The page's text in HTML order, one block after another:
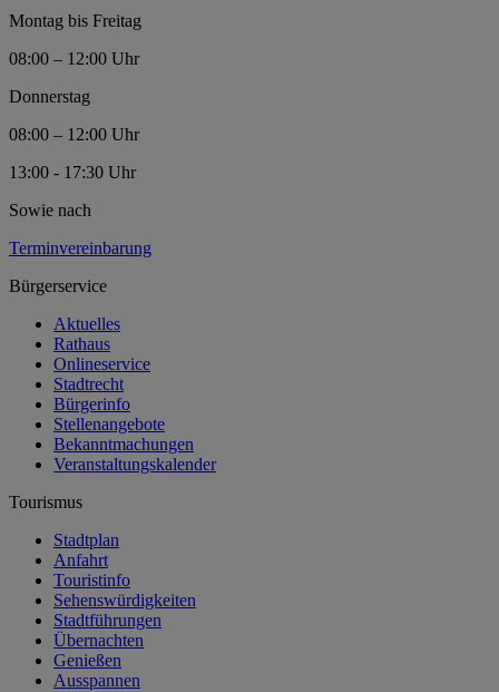
Montag bis Freitag
08:00 – 12:00 Uhr
Donnerstag
08:00 – 12:00 Uhr
13:00 - 17:30 Uhr
Sowie nach
Terminvereinbarung
Bürgerservice
Aktuelles
Rathaus
Onlineservice
Stadtrecht
Bürgerinfo
Stellenangebote
Bekanntmachungen
Veranstaltungskalender
Tourismus
Stadtplan
Anfahrt
Touristinfo
Sehenswürdigkeiten
Stadtführungen
Übernachten
Genießen
Ausspannen